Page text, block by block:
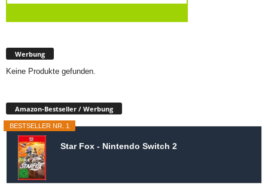
Werbung
Keine Produkte gefunden.
Amazon-Bestseller / Werbung
BESTSELLER NR. 1
Star Fox - Nintendo Switch 2